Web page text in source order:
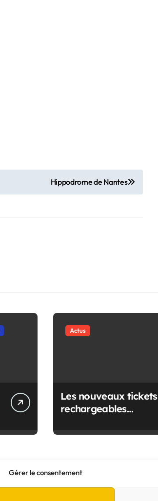
Gérer le consentement
Hippodrome de Nantes
Actus
Les nouveaux tickets
rechargeables